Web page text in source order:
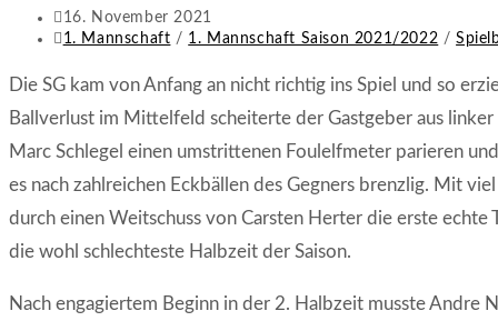
Beitrag
veröffentlicht:
16. November 2021
Beitrags-
1. Mannschaft / 1. Mannschaft Saison 2021/2022 /
Die SG kam von Anfang an nicht richtig ins Spiel und so
Ballverlust im Mittelfeld scheiterte der Gastgeber aus
Marc Schlegel einen umstrittenen Foulelfmeter parieren
es nach zahlreichen Eckbällen des Gegners brenzlig. Mit
durch einen Weitschuss von Carsten Herter die erste
die wohl schlechteste Halbzeit der Saison.
Nach engagiertem Beginn in der 2. Halbzeit musste Andre